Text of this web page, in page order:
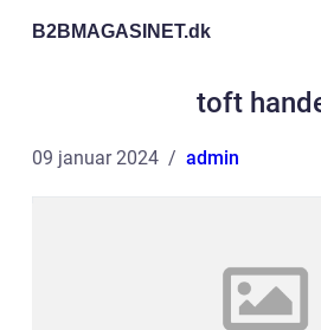
B2BMAGASINET.dk
toft
09 januar 2024 admin